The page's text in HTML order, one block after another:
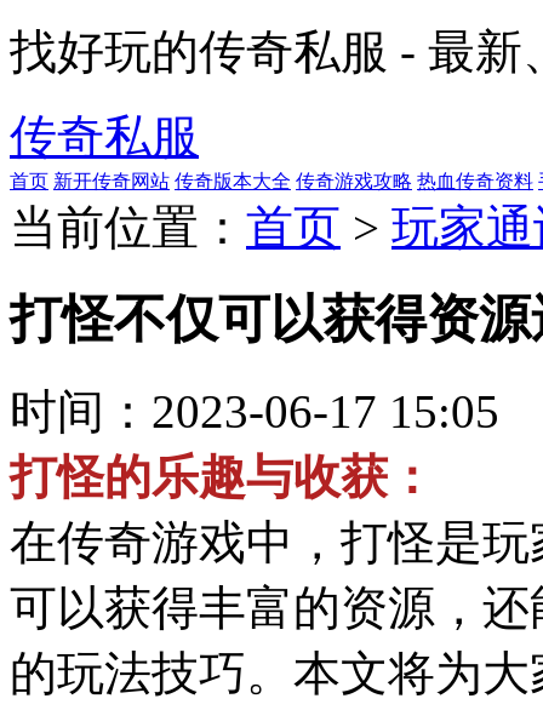
找好玩的传奇私服 - 最
传奇私服
首页 新开传奇网站 传奇版本大全 传奇游戏攻略 热血传奇资料
当前位置： 首页 > 玩家
打怪不仅可以获得资
时间： 2023-06-17 15:05
打怪的乐趣与收获：
在传奇游戏中，打怪是
可以获得丰富的资源，
的玩法技巧。本文将为